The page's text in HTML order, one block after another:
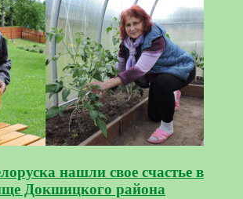
нашли свое счастье в
Докшицкого района